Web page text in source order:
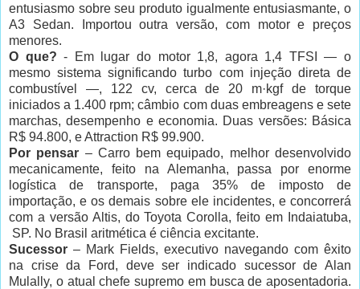
entusiasmo sobre seu produto igualmente entusiasmante, o
A3 Sedan. Importou outra versão, com motor e preços
menores.
O que? - Em lugar do motor 1,8, agora 1,4 TFSI — o
mesmo sistema significando turbo com injeção direta de
combustível —, 122 cv, cerca de 20 m·kgf de torque
iniciados a 1.400 rpm; câmbio com duas embreagens e sete
marchas, desempenho e economia. Duas versões: Básica
R$ 94.800, e Attraction R$ 99.900.
Por pensar – Carro bem equipado, melhor desenvolvido
mecanicamente, feito na Alemanha, passa por enorme
logística de transporte, paga 35% de imposto de
importação, e os demais sobre ele incidentes, e concorrerá
com a versão Altis, do Toyota Corolla, feito em Indaiatuba,
SP. No Brasil aritmética é ciência excitante.
Sucessor – Mark Fields, executivo navegando com êxito
na crise da Ford, deve ser indicado sucessor de Alan
Mulally, o atual chefe supremo em busca de aposentadoria.